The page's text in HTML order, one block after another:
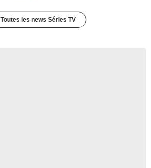
Toutes les news Séries TV